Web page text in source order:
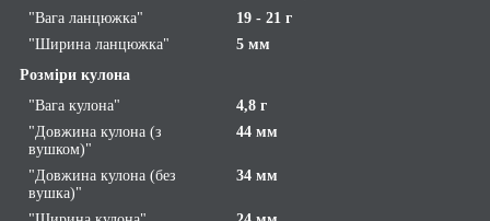
"Вага ланцюжка"
19 - 21 г
"Ширина ланцюжка"
5 мм
Розміри кулона
"Вага кулона"
4,8 г
"Довжина кулона (з
вушком)"
44 мм
"Довжина кулона (без
вушка)"
34 мм